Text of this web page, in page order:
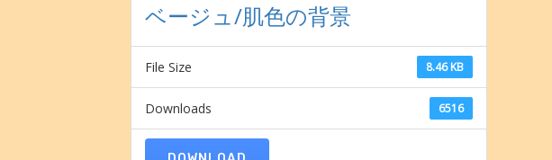
ベージュ/肌色の背景
File Size 8.46 KB
Downloads 6516